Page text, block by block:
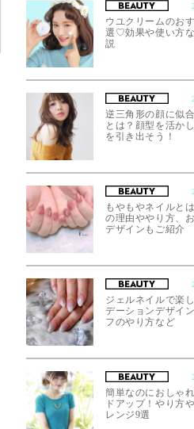
ウユクリームのお
選♡効果や使い方
説
逆三角形の顔に似
とは？顔型を活か
を引き出そう！
もやもやネイルと
の理由ややり方、
デザインもご紹介
ジェルネイルで楽
デーションデザイ
フのやり方など
簡単なのにおしゃ
ドアップ！やり方
レンジ9選